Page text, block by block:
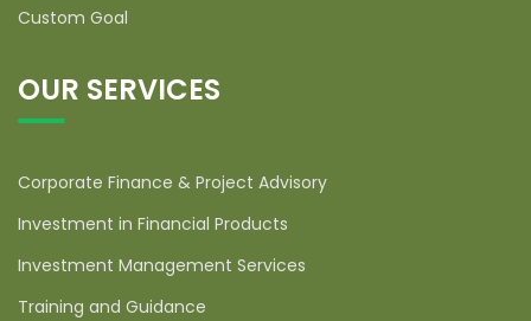
Custom Goal
OUR SERVICES
Corporate Finance & Project Advisory
Investment in Financial Products
Investment Management Services
Training and Guidance